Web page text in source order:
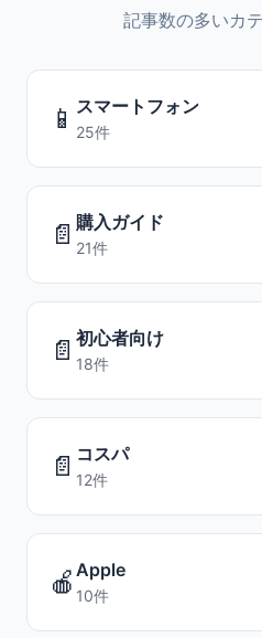
記事数の多いカ
📱 スマートフォン
25件
📄 購入ガイド
21件
📄 初心者向け
18件
📄 コスパ
12件
🍎 Apple
10件